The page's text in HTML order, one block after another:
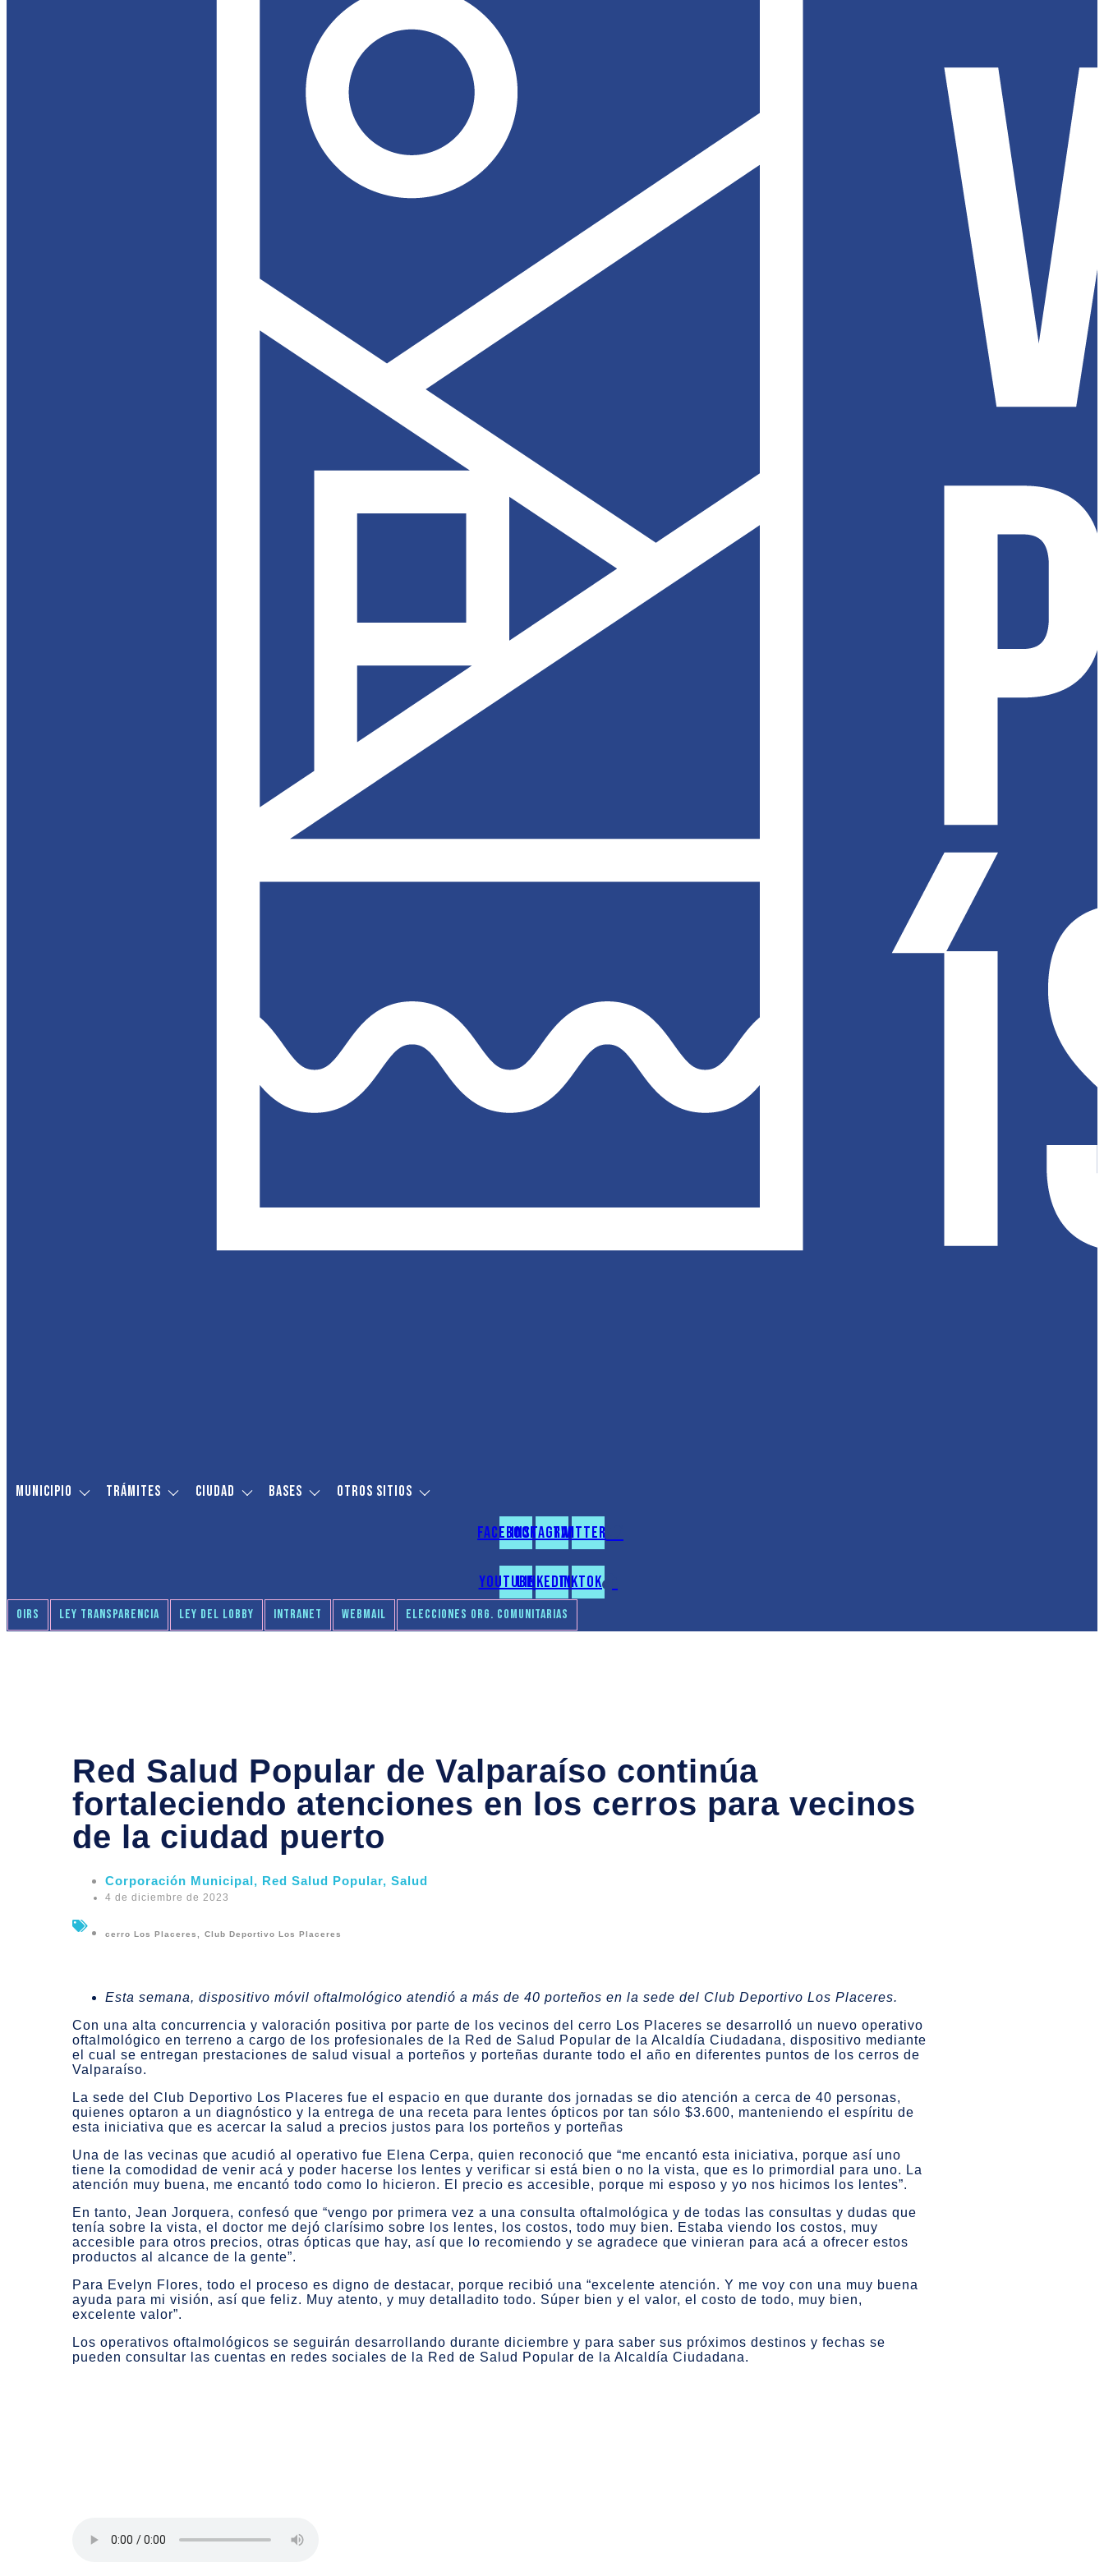
Municipio Trámites Ciudad Bases Otros sitios
FacebookInstagramTwitter
YoutubeLinkedinTiktok
OIRS LEY TRANSPARENCIA LEY DEL LOBBY INTRANET WEBMAIL ELECCIONES ORG. COMUNITARIAS
Red Salud Popular de Valparaíso continúa
fortaleciendo atenciones en los cerros para vecinos
de la ciudad puerto
Corporación Municipal, Red Salud Popular, Salud
4 de diciembre de 2023
cerro Los Placeres Club Deportivo Los Placeres
Esta semana, dispositivo móvil oftalmológico atendió a más de 40 porteños en la sede del Club Deportivo Los Placeres.
Con una alta concurrencia y valoración positiva por parte de los vecinos del cerro Los Placeres se desarrolló un nuevo operativo
oftalmológico en terreno a cargo de los profesionales de la Red de Salud Popular de la Alcaldía Ciudadana, dispositivo mediante
el cual se entregan prestaciones de salud visual a porteños y porteñas durante todo el año en diferentes puntos de los cerros de
Valparaíso.
La sede del Club Deportivo Los Placeres fue el espacio en que durante dos jornadas se dio atención a cerca de 40 personas,
quienes optaron a un diagnóstico y la entrega de una receta para lentes ópticos por tan sólo $3.600, manteniendo el espíritu de
esta iniciativa que es acercar la salud a precios justos para los porteños y porteñas
Una de las vecinas que acudió al operativo fue Elena Cerpa, quien reconoció que “me encantó esta iniciativa, porque así uno
tiene la comodidad de venir acá y poder hacerse los lentes y verificar si está bien o no la vista, que es lo primordial para uno. La
atención muy buena, me encantó todo como lo hicieron. El precio es accesible, porque mi esposo y yo nos hicimos los lentes”.
En tanto, Jean Jorquera, confesó que “vengo por primera vez a una consulta oftalmológica y de todas las consultas y dudas que
tenía sobre la vista, el doctor me dejó clarísimo sobre los lentes, los costos, todo muy bien. Estaba viendo los costos, muy
accesible para otros precios, otras ópticas que hay, así que lo recomiendo y se agradece que vinieran para acá a ofrecer estos
productos al alcance de la gente”.
Para Evelyn Flores, todo el proceso es digno de destacar, porque recibió una “excelente atención. Y me voy con una muy buena
ayuda para mi visión, así que feliz. Muy atento, y muy detalladito todo. Súper bien y el valor, el costo de todo, muy bien,
excelente valor”.
Los operativos oftalmológicos se seguirán desarrollando durante diciembre y para saber sus próximos destinos y fechas se
pueden consultar las cuentas en redes sociales de la Red de Salud Popular de la Alcaldía Ciudadana.